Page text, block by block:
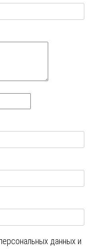
данных и